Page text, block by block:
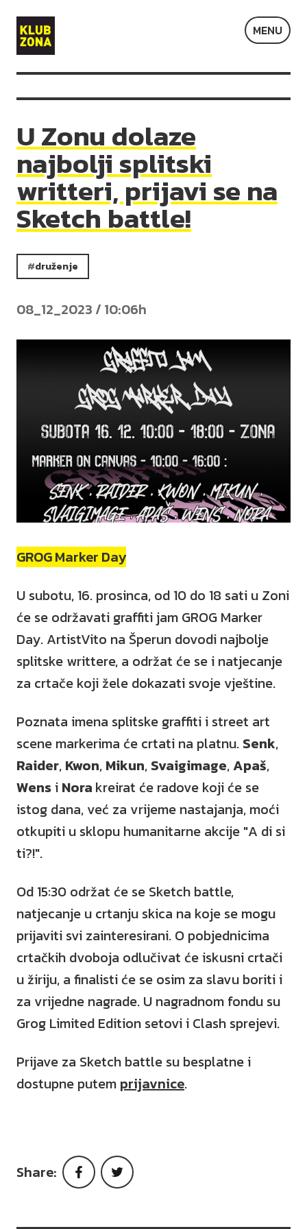
Klub
Zona
MENU
U Zonu dolaze
najbolji splitski
writteri, prijavi se na
Sketch battle!
druženje
08_12_2023 / 10:06h
GROG Marker Day
U subotu, 16. prosinca, od 10 do 18 sati u Zoni
će se održavati graffiti jam GROG Marker
Day. ArtistVito na Šperun dovodi najbolje
splitske writtere, a održat će se i natjecanje
za crtače koji žele dokazati svoje vještine.
Poznata imena splitske graffiti i street art
scene markerima će crtati na platnu. Senk,
Raider, Kwon, Mikun, Svaigimage,Apaš,
Wensi Nora kreirat će radove koji će se
istog dana, već za vrijeme nastajanja, moći
otkupiti u sklopu humanitarne akcije "A di si
ti?!".
Od 15:30 održat će se Sketch battle,
natjecanje u crtanju skica na koje se mogu
prijaviti svi zainteresirani. O pobjednicima
crtačkih dvoboja odlučivat će iskusni crtači
u žiriju, a finalisti će se osim za slavu boriti i
za vrijedne nagrade. U nagradnom fondu su
Grog Limited Edition setovi i Clash sprejevi.
Prijave za Sketch battle su besplatne i
dostupne putem prijavnice.
Share: Facebook